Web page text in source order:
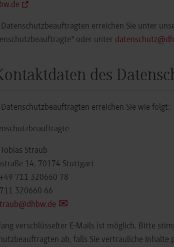
Datenschutzbeauftragten erreichen Sie unter
oder unter
des
Datenschutzbeauftragten erreichen Sie wie folgt:
Straub
14, 70174 Stuttgart
+49 711 320660 78
320660 66
verschlüsselter E-Mails ist möglich. Bitte
ab, falls Sie vertrauliche Inhalte